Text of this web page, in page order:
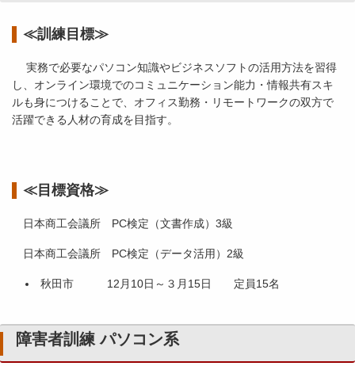
≪訓練目標≫
実務で必要なパソコン知識やビジネスソフトの活用方法を習得
し、オンライン環境でのコミュニケーション能力・情報共有スキ
ルも身につけることで、オフィス勤務・リモートワークの双方で
活躍できる人材の育成を目指す。
≪目標資格≫
日本商工会議所 PC検定（文書作成）3級
日本商工会議所 PC検定（データ活用）2級
秋田市 12月10日～３月15日 定員15名
障害者訓練 パソコン系